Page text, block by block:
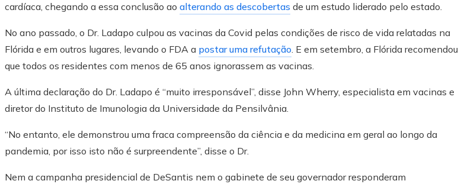
cardíaca, chegando a essa conclusão ao alterando as descobertas de um estudo liderado pelo estado.
No ano passado, o Dr. Ladapo culpou as vacinas da Covid pelas condições de risco de vida relatadas na
Flórida e em outros lugares, levando o FDA a postar uma refutação. E em setembro, a Flórida recomendou
que todos os residentes com menos de 65 anos ignorassem as vacinas.
A última declaração do Dr. Ladapo é “muito irresponsável”, disse John Wherry, especialista em vacinas e
diretor do Instituto de Imunologia da Universidade da Pensilvânia.
“No entanto, ele demonstrou uma fraca compreensão da ciência e da medicina em geral ao longo da
pandemia, por isso isto não é surpreendente”, disse o Dr.
Nem a campanha presidencial de DeSantis nem o gabinete de seu governador responderam